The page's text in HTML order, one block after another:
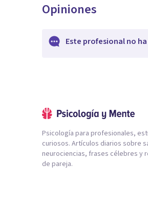
Opiniones
Este profesional no
Psicología para profesionales,
curiosos. Artículos diarios sobre
neurociencias, frases célebres y
de pareja.